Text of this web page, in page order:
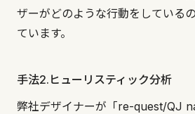
ザーがどのような行動をしている
ています。
手法2.ヒューリスティック分析
弊社デザイナーが「re-quest/QJ